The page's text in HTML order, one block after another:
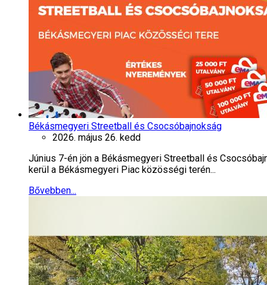
Békásmegyeri Streetball és Csocsóbajnokság
2026. május 26. kedd
Június 7-én jön a Békásmegyeri Streetball és
kerül a Békásmegyeri Piac közösségi terén...
Bővebben...